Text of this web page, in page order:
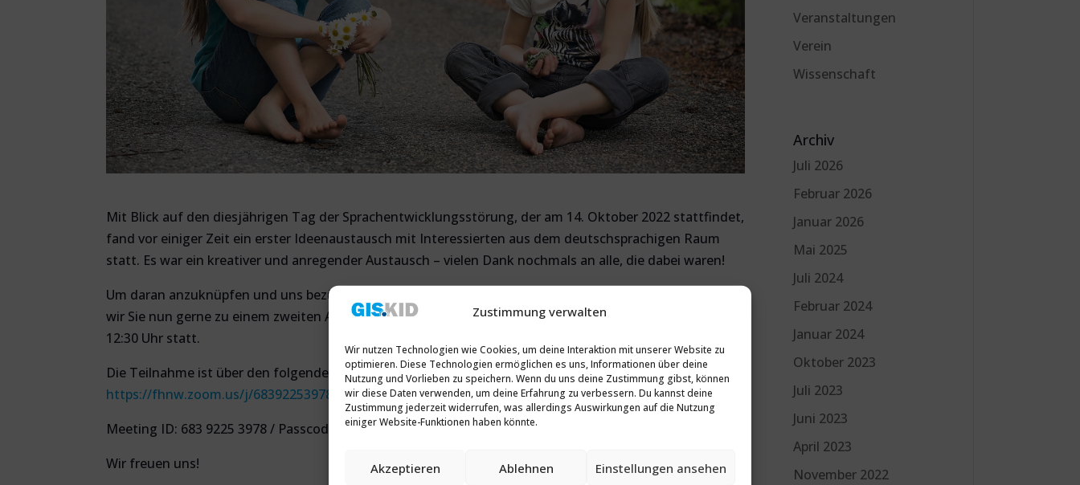
Zustimmung verwalten
Wir nutzen Technologien wie Cookies, um deine Interaktion mit unserer Website zu
optimieren. Diese Technologien ermöglichen es uns, Informationen über deine
Nutzung und Vorlieben zu speichern. Wenn du uns deine Zustimmung gibst, können
wir diese Daten verwenden, um deine Erfahrung zu verbessern. Du kannst deine
Zustimmung jederzeit widerrufen, was allerdings Auswirkungen auf die Nutzung
einiger Website-Funktionen haben könnte.
Akzeptieren Ablehnen Einstellungen ansehen
Mit Blick auf den diesjährigen Tag der Sprachentwicklungsstörung, der am 14. Oktober 2022 stattfindet,
fand vor einiger Zeit ein erster Ideenaustausch mit Interessierten aus dem deutschsprachigen Raum
statt. Es war ein kreativer und anregender Austausch – vielen Dank nochmals an alle, die dabei waren!
Um daran anzuknüpfen und uns bezüglich der geplanten Aktionen auf dem Laufenden zu halten, laden
wir Sie nun gerne zu einem zweiten Austausch über Zoom ein. Dieser findet am 02.08.2022 von 11:30 bis
12:30 Uhr statt.
Die Teilnahme ist über den folgenden Zoom-Link möglich:
https://fhnw.zoom.us/j/68392253978?pwd=Mnk2ZnpGM05DSFUxc0hmVWcrREt2QT09
Meeting ID: 683 9225 3978 / Passcode: 394031
Wir freuen uns!
Veranstaltungen
Verein
Wissenschaft
Archiv
Juli 2026
Februar 2026
Januar 2026
Mai 2025
Juli 2024
Februar 2024
Januar 2024
Oktober 2023
Juli 2023
Juni 2023
April 2023
November 2022